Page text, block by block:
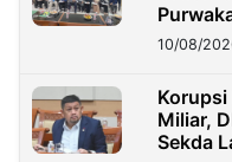
10/08/
Korupsi
Miliar,
Sekda